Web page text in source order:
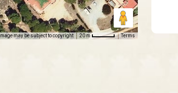
Image may be subject to copyright 20 m Terms